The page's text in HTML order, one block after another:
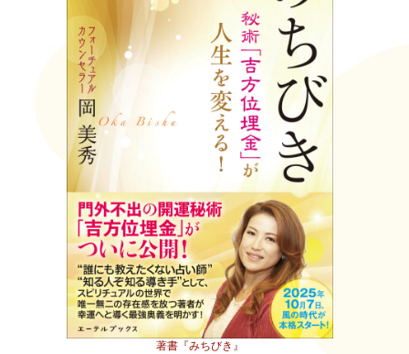
著書『みちびき』